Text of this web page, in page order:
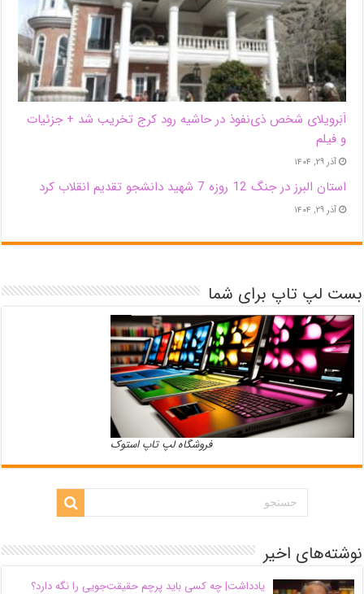
اَبَر‌ویلای شخص ذی‌نفوذ در حاشیه‌ رود کرج تخریب شد + جزئیات
و فیلم
آذر ۲۹, ۱۴۰۴
استان البرز در جنگ 12 روزه 7 شهید دانشجو تقدیم انقلاب کرد
آذر ۲۹, ۱۴۰۴
بست لپ تاپ برای شما
فروشگاه لپ تاپ استوک
نوشته‌های اخیر
یادداشت| ‌چه کسی باید پرچم حقیقت‌جویی را نگه دارد؟